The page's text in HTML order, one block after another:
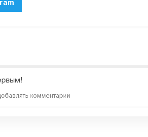
комментарии